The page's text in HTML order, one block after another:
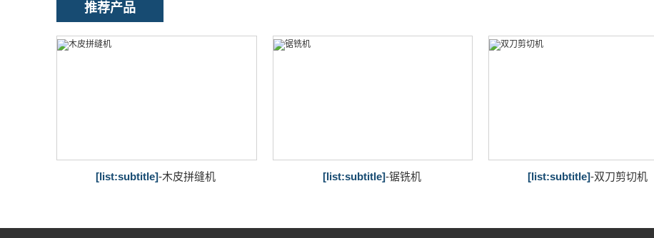
推荐产品
[list:subtitle]-木皮拼缝机 [list:subtitle]-锯铣机 [list:subtitle]-双刀剪切机